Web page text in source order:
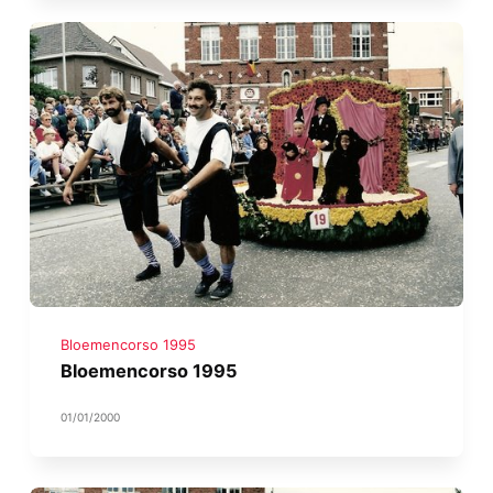
Bloemencorso 1995
Bloemencorso 1995
01/01/2000